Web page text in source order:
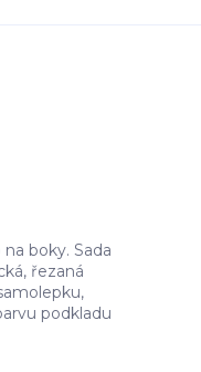
boky. Sada
řezaná
podkladu